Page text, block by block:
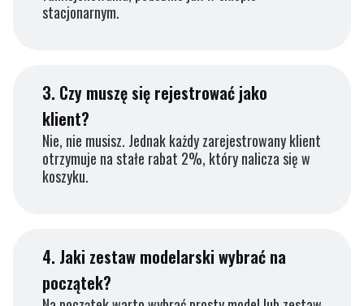
stacjonarnym.
3. Czy muszę się rejestrować jako
klient?
Nie, nie musisz. Jednak każdy zarejestrowany klient
otrzymuje na stałe rabat 2%, który nalicza się w
koszyku.
4. Jaki zestaw modelarski wybrać na
początek?